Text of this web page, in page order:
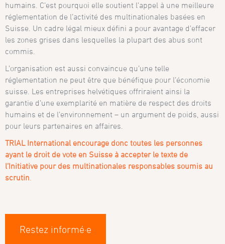
humains. C’est pourquoi elle soutient l’appel à une meilleure
réglementation de l’activité des multinationales basées en
Suisse. Un cadre légal mieux défini a pour avantage d’effacer
les zones grises dans lesquelles la plupart des abus sont
commis.
L’organisation est aussi convaincue qu’une telle
réglementation ne peut être que bénéfique pour l’économie
suisse. Les entreprises helvétiques offriraient ainsi la
garantie d’une exemplarité en matière de respect des droits
humains et de l’environnement – un argument de poids, aussi
pour leurs partenaires en affaires.
TRIAL International encourage donc toutes les personnes
ayant le droit de vote en Suisse à accepter le texte de
l’Initiative pour des multinationales responsables soumis au
scrutin
Restez informé·e